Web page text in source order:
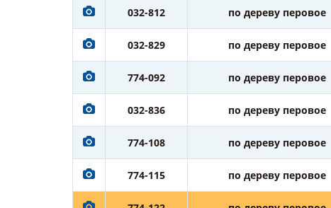
032-812 по дереву перовое
032-829 по дереву перовое
774-092 по дереву перовое
032-836 по дереву перовое
774-108 по дереву перовое
774-115 по дереву перовое